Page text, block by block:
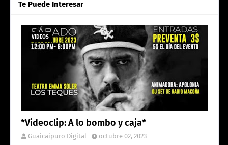
Te Puede Interesar
VIDEOS
*Videoclip: A lo bombo y caja*
Guaicaipuro Digital octubre 02, 2023